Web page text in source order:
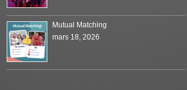
Mutual Matching
mars 18, 2026